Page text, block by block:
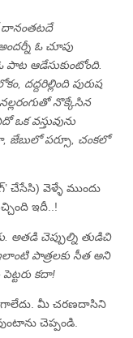
దానంతటదే
ఓ చూపు
పాట ఆడేసుకుంటోంది.
దద్దరిల్లింది పురుష
నొక్కేసిన
వస్తువును
జేబులో పర్సూ, చంకలో
చేసేసి) వెళ్ళే ముందు
ఇదీ..!
అతడి చెప్పుల్ని తుడిచి
పాత్రలకు సీత అని
కదా!
మీ చరణదాసిని
చెప్పండి.